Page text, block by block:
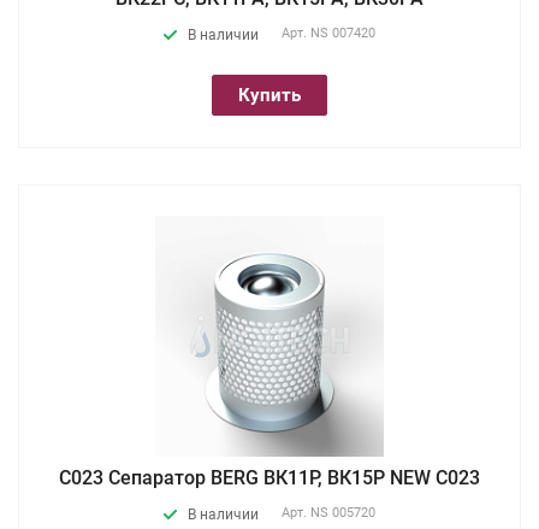
В наличии Арт. NS 007420
Купить
С023 Сепаратор BERG ВК11P, ВК15P NEW C023
В наличии Арт. NS 005720